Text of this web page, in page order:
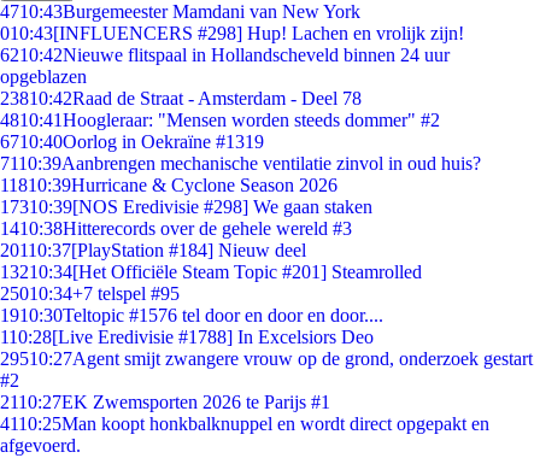
4710:43Burgemeester Mamdani van New York
010:43[INFLUENCERS #298] Hup! Lachen en vrolijk zijn!
6210:42Nieuwe flitspaal in Hollandscheveld binnen 24 uur
opgeblazen
23810:42Raad de Straat - Amsterdam - Deel 78
4810:41Hoogleraar: "Mensen worden steeds dommer" #2
6710:40Oorlog in Oekraïne #1319
7110:39Aanbrengen mechanische ventilatie zinvol in oud huis?
11810:39Hurricane & Cyclone Season 2026
17310:39[NOS Eredivisie #298] We gaan staken
1410:38Hitterecords over de gehele wereld #3
20110:37[PlayStation #184] Nieuw deel
13210:34[Het Officiële Steam Topic #201] Steamrolled
25010:34+7 telspel #95
1910:30Teltopic #1576 tel door en door en door....
110:28[Live Eredivisie #1788] In Excelsiors Deo
29510:27Agent smijt zwangere vrouw op de grond, onderzoek gestart
#2
2110:27EK Zwemsporten 2026 te Parijs #1
4110:25Man koopt honkbalknuppel en wordt direct opgepakt en
afgevoerd.